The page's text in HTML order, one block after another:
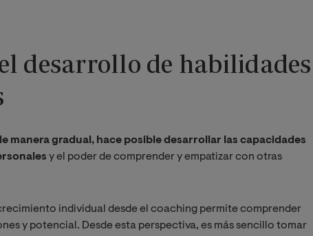
desarrollo de habilidades
manera gradual, hace posible desarrollar las capacidades
y el poder de comprender y empatizar con otras
individual desde el coaching permite comprender
y potencial. Desde esta perspectiva, es más sencillo tomar